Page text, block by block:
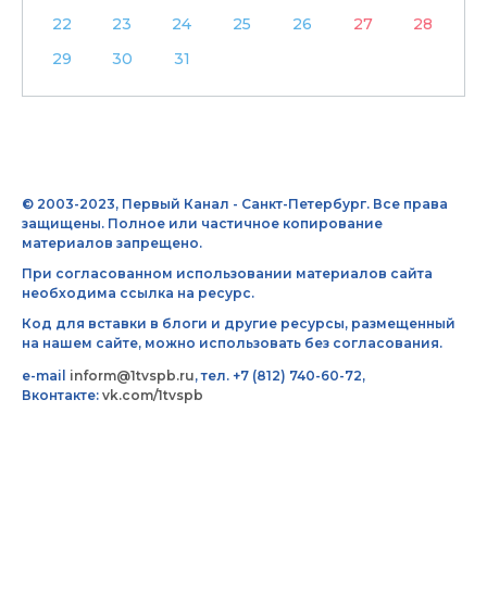
22
23 24 25 26 27
28
29
30 31
© 2003-2023, Первый Канал - Санкт-Петербург. Все права
защищены. Полное или частичное копирование
материалов запрещено.
При согласованном использовании материалов сайта
необходима ссылка на ресурс.
Код для вставки в блоги и другие ресурсы, размещенный
на нашем сайте, можно использовать без согласования.
e-mail inform@1tvspb.ru, тел. +7 (812) 740-60-72,
Вконтакте: vk.com/1tvspb